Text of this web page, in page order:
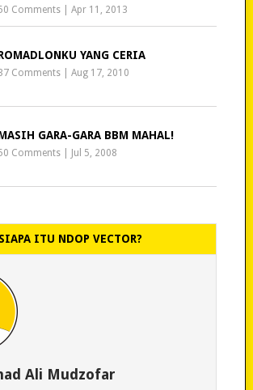
Comments |Apr 11, 2013
YANG CERIA
Comments |Aug 17, 2010
GARA-GARA BBM MAHAL!
Comments Jul 5, 2008
SIAPA ITU NDOP VECTOR?
Ali Mudzofar